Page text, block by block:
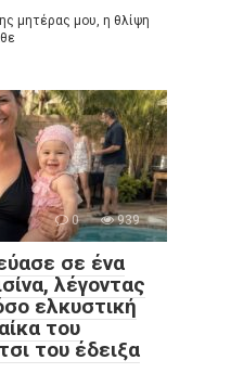
μητέρας μου, η θλίψη
0 939
σε ένα
λέγοντας
ελκυστική
του
του έδειξα